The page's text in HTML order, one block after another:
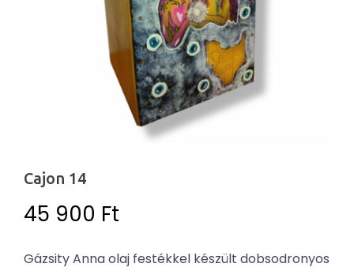
Cajon 14
45 900 Ft
Gázsity Anna olaj festékkel készült dobsodronyos